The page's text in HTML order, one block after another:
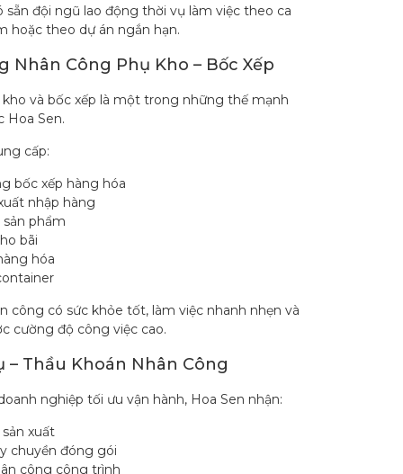
sẵn đội ngũ lao động thời vụ làm việc theo ca
hoặc theo dự án ngắn hạn.
Nhân Công Phụ Kho – Bốc Xếp
và bốc xếp là một trong những thế mạnh
Hoa Sen.
cấp:
bốc xếp hàng hóa
nhập hàng
phẩm
bãi
hóa
công có sức khỏe tốt, làm việc nhanh nhẹn và
cường độ công việc cao.
– Thầu Khoán Nhân Công
nghiệp tối ưu vận hành, Hoa Sen nhận:
xuất
chuyền đóng gói
công công trình